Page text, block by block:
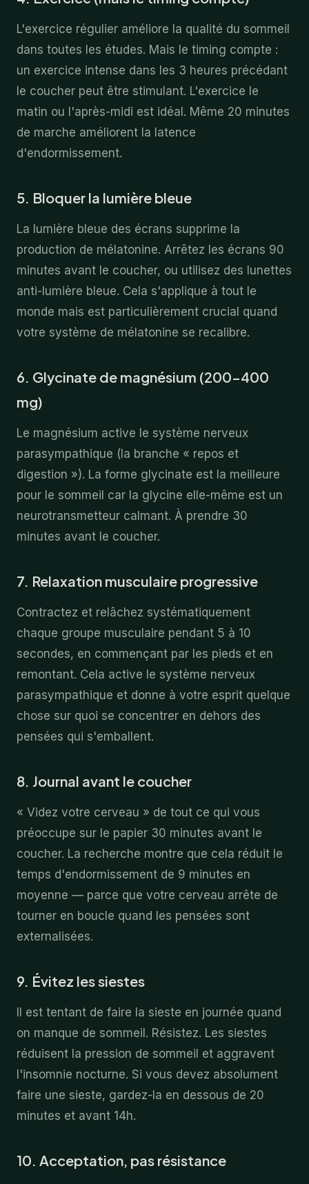
L'exercice régulier améliore la qualité du sommeil
dans toutes les études. Mais le timing compte :
un exercice intense dans les 3 heures précédant
le coucher peut être stimulant. L'exercice le
matin ou l'après-midi est idéal. Même 20 minutes
de marche améliorent la latence
d'endormissement.
5. Bloquer la lumière bleue
La lumière bleue des écrans supprime la
production de mélatonine. Arrêtez les écrans 90
minutes avant le coucher, ou utilisez des lunettes
anti-lumière bleue. Cela s'applique à tout le
monde mais est particulièrement crucial quand
votre système de mélatonine se recalibre.
6. Glycinate de magnésium (200-400
mg)
Le magnésium active le système nerveux
parasympathique (la branche « repos et
digestion »). La forme glycinate est la meilleure
pour le sommeil car la glycine elle-même est un
neurotransmetteur calmant. À prendre 30
minutes avant le coucher.
7. Relaxation musculaire progressive
Contractez et relâchez systématiquement
chaque groupe musculaire pendant 5 à 10
secondes, en commençant par les pieds et en
remontant. Cela active le système nerveux
parasympathique et donne à votre esprit quelque
chose sur quoi se concentrer en dehors des
pensées qui s'emballent.
8. Journal avant le coucher
« Videz votre cerveau » de tout ce qui vous
préoccupe sur le papier 30 minutes avant le
coucher. La recherche montre que cela réduit le
temps d'endormissement de 9 minutes en
moyenne — parce que votre cerveau arrête de
tourner en boucle quand les pensées sont
externalisées.
9. Évitez les siestes
Il est tentant de faire la sieste en journée quand
on manque de sommeil. Résistez. Les siestes
réduisent la pression de sommeil et aggravent
l'insomnie nocturne. Si vous devez absolument
faire une sieste, gardez-la en dessous de 20
minutes et avant 14h.
10. Acceptation, pas résistance